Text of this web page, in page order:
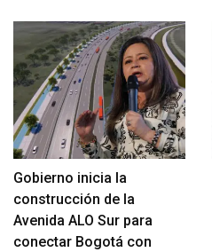
Gobierno inicia la
construcción de la
Avenida ALO Sur para
conectar Bogotá con